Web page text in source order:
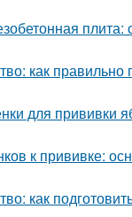
плита:
как правильно
для прививки
к прививке:
как